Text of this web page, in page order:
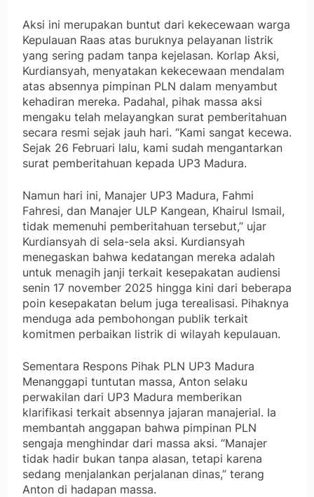
Aksi ini merupakan buntut dari kekecewaan warga
Kepulauan Raas atas buruknya pelayanan listrik
yang sering padam tanpa kejelasan. Korlap Aksi,
Kurdiansyah, menyatakan kekecewaan mendalam
atas absennya pimpinan PLN dalam menyambut
kehadiran mereka. Padahal, pihak massa aksi
mengaku telah melayangkan surat pemberitahuan
secara resmi sejak jauh hari. “Kami sangat kecewa.
Sejak 26 Februari lalu, kami sudah mengantarkan
surat pemberitahuan kepada UP3 Madura.
Namun hari ini, Manajer UP3 Madura, Fahmi
Fahresi, dan Manajer ULP Kangean, Khairul Ismail,
tidak memenuhi pemberitahuan tersebut,” ujar
Kurdiansyah di sela-sela aksi. Kurdiansyah
menegaskan bahwa kedatangan mereka adalah
untuk menagih janji terkait kesepakatan audiensi
senin 17 november 2025 hingga kini dari beberapa
poin kesepakatan belum juga terealisasi. Pihaknya
menduga ada pembohongan publik terkait
komitmen perbaikan listrik di wilayah kepulauan.
Sementara Respons Pihak PLN UP3 Madura
Menanggapi tuntutan massa, Anton selaku
perwakilan dari UP3 Madura memberikan
klarifikasi terkait absennya jajaran manajerial. Ia
membantah anggapan bahwa pimpinan PLN
sengaja menghindar dari massa aksi. “Manajer
tidak hadir bukan tanpa alasan, tetapi karena
sedang menjalankan perjalanan dinas,” terang
Anton di hadapan massa.